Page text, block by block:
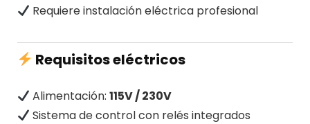
Requiere instalación eléctrica profesional
Requisitos eléctricos
Alimentación: 115V / 230V
Sistema de control con relés integrados